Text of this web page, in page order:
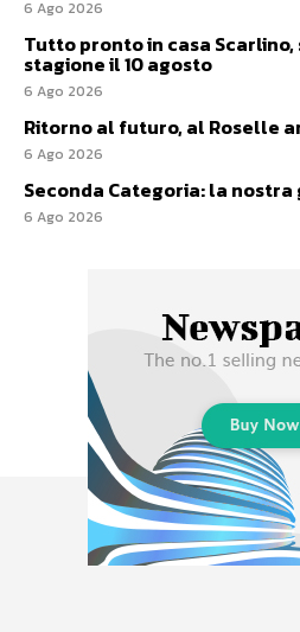
6 Ago 2026
Tutto pronto in casa
stagione il 10 agosto
6 Ago 2026
Ritorno al futuro, al Roselle
6 Ago 2026
Seconda Categoria: la
6 Ago 2026